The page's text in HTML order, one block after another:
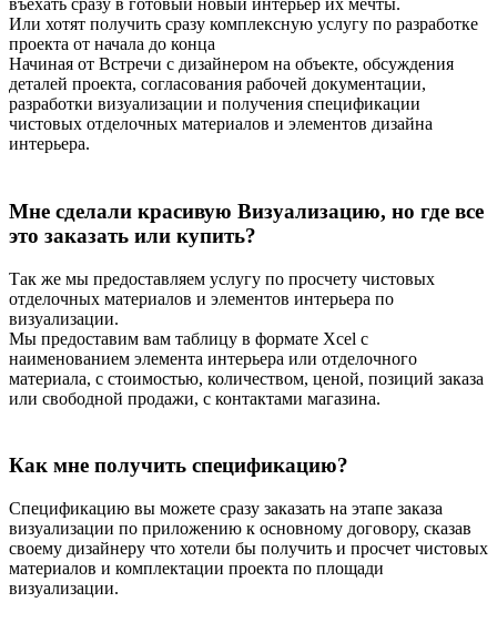
въехать сразу в готовый новый интерьер их мечты.
Или хотят получить сразу комплексную услугу по разработке
проекта от начала до конца
Начиная от Встречи с дизайнером на объекте, обсуждения
деталей проекта, согласования рабочей документации,
разработки визуализации и получения спецификации
чистовых отделочных материалов и элементов дизайна
интерьера.
Мне сделали красивую Визуализацию, но где все
это заказать или купить?
Так же мы предоставляем услугу по просчету чистовых
отделочных материалов и элементов интерьера по
визуализации.
Мы предоставим вам таблицу в формате Xcel с
наименованием элемента интерьера или отделочного
материала, с стоимостью, количеством, ценой, позиций заказа
или свободной продажи, с контактами магазина.
Как мне получить спецификацию?
Спецификацию вы можете сразу заказать на этапе заказа
визуализации по приложению к основному договору, сказав
своему дизайнеру что хотели бы получить и просчет чистовых
материалов и комплектации проекта по площади
визуализации.